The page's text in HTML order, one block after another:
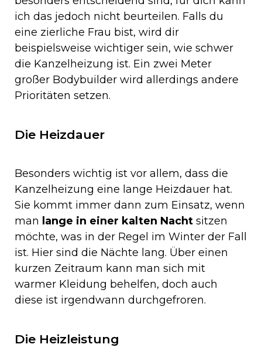
ich das jedoch nicht beurteilen. Falls du
eine zierliche Frau bist, wird dir
beispielsweise wichtiger sein, wie schwer
die Kanzelheizung ist. Ein zwei Meter
großer Bodybuilder wird allerdings andere
Prioritäten setzen.
Die Heizdauer
Besonders wichtig ist vor allem, dass die
Kanzelheizung eine lange Heizdauer hat.
Sie kommt immer dann zum Einsatz, wenn
man lange in einer kalten Nacht sitzen
möchte, was in der Regel im Winter der Fall
ist. Hier sind die Nächte lang. Über einen
kurzen Zeitraum kann man sich mit
warmer Kleidung behelfen, doch auch
diese ist irgendwann durchgefroren.
Die Heizleistung